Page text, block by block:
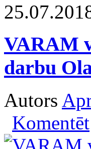
VARAM
darbu
Autors
Komentēt